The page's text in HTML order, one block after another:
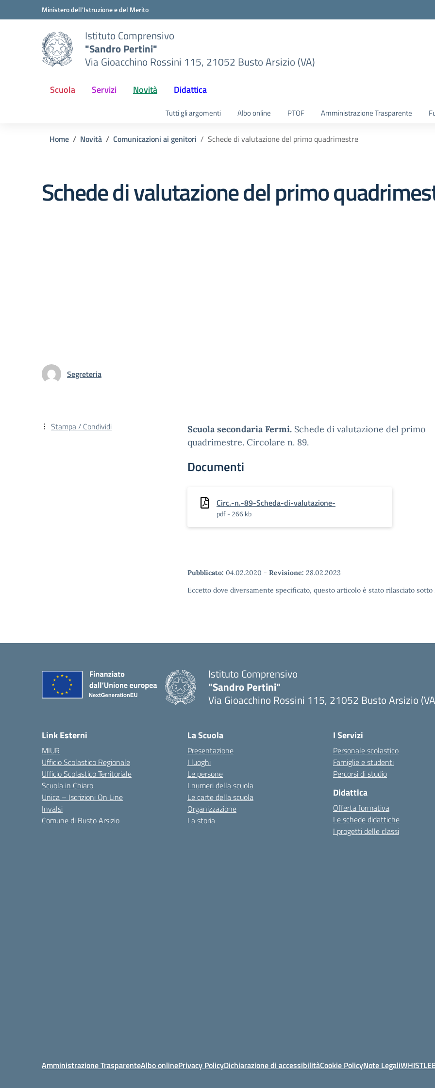
Vai ai contenuti
Vai al menu di navigazioneMinistero dell'Istruzione e del Merito
Istituto Comprensivo
"Sandro Pertini"
Via Gioacchino Rossini 115, 21052 Busto Arsizio (VA)
Scuola Servizi Novità Didattica
Tutti gli argomenti Albo online PTOF Amministrazione Trasparente
Home Novità Comunicazioni ai genitori Schede di valutazione del primo quadrimestre
Schede di valutazione del primo
Segreteria
Scuola secondaria Fermi. Schede di valutazione del primo
quadrimestre. Circolare n. 89.
Documenti
Circ.-n.-89-Scheda-di-valutazione-
pdf - 266 kb
Pubblicato: 04.02.2020 - Revisione: 28.02.2023
Eccetto dove diversamente specificato, questo articolo è stato rilasciato
Stampa / Condividi
Istituto Comprensivo
"Sandro Pertini"
Via Gioacchino Rossini 115, 21052 Busto Arsizio
Link Esterni
MIUR
Ufficio Scolastico Regionale
Ufficio Scolastico Territoriale
Scuola in Chiaro
Unica – Iscrizioni On Line
Invalsi
Comune di Busto Arsizio
La Scuola
Presentazione
I luoghi
Le persone
I numeri della scuola
Le carte della scuola
Organizzazione
La storia
I Servizi
Personale scolastico
Famiglie e studenti
Percorsi di studio
Didattica
Offerta formativa
Le schede didattiche
I progetti delle classi
Amministrazione TrasparenteAlbo onlinePrivacy PolicyDichiarazione di accessibilitàCookie PolicyNote Legali